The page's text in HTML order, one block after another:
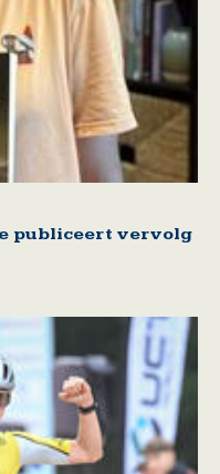
publiceert vervolg